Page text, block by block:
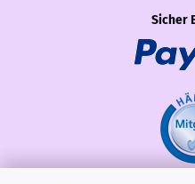
Sicher